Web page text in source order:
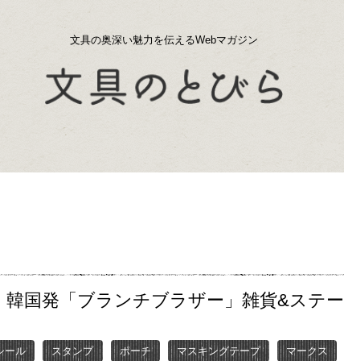
文具の奥深い魅力を伝えるWebマガジン
韓国発「ブランチブラザー」雑貨&ステ
ール スタンプ ポーチ マスキングテープ マークス